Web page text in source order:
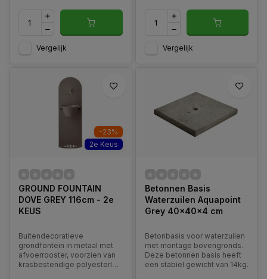
Vergelijk Vergelijk
-23%
2e Keus
GROUND FOUNTAIN
DOVE GREY 116cm - 2e
KEUS
Buitendecoratieve
grondfontein in metaal met
afvoerrooster, voorzien van
krasbestendige polyesterlak,
Betonnen Basis
Waterzuilen Aquapoint
Grey 40x40x4 cm
Betonbasis voor waterzuilen
met montage bovengronds.
Deze betonnen basis heeft
een stabiel gewicht van 14kg.